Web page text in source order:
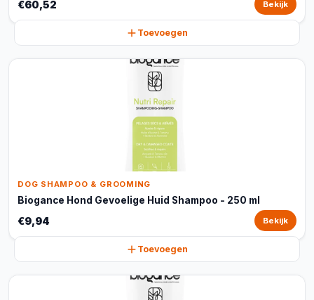
€60,52 Bekijk
Toevoegen
DOG SHAMPOO & GROOMING
Biogance Hond Gevoelige Huid Shampoo - 250 ml
€9,94 Bekijk
Toevoegen